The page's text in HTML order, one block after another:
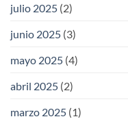
julio 2025 (2)
junio 2025 (3)
mayo 2025 (4)
abril 2025 (2)
marzo 2025 (1)